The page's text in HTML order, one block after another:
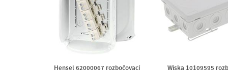
Hensel 62000067 rozbočovací
Wiska 10109595